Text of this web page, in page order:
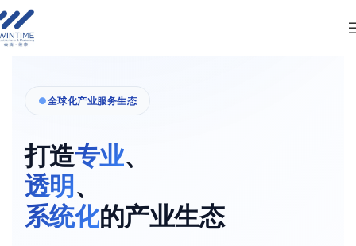
全球化产业服务生态
打造专业、
透明 、
系统化的产业生态